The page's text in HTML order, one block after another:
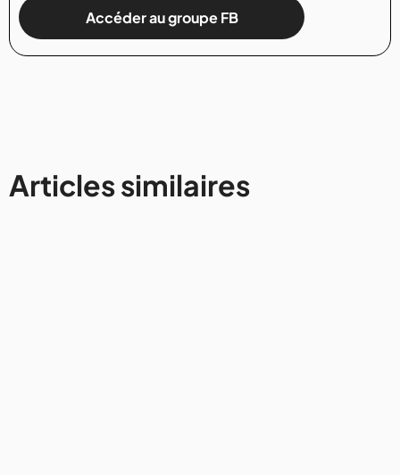
Accéder au groupe FB
Articles similaires